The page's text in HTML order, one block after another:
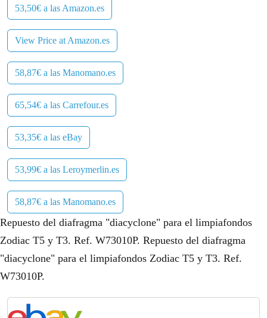
53,50€ a las Amazon.es
View Price at Amazon.es
58,87€ a las Manomano.es
65,54€ a las Carrefour.es
53,35€ a las eBay
53,99€ a las Leroymerlin.es
58,87€ a las Manomano.es
Repuesto del diafragma "diacyclone" para el limpiafondos
Zodiac T5 y T3. Ref. W73010P. Repuesto del diafragma
"diacyclone" para el limpiafondos Zodiac T5 y T3. Ref.
W73010P.